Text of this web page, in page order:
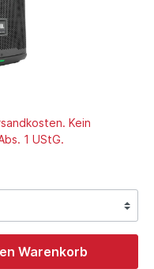
Kein
1 UStG.
Warenkorb